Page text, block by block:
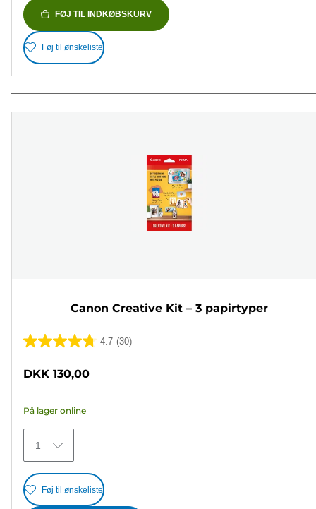
FØJ TIL INDKØBSKURV
Føj til ønskeliste
Canon Creative Kit – 3 papirtyper
4.7 (30)
4.7
af
stjerner.
30
anmeldelser
DKK 130,00
På lager online
1
Føj til ønskeliste